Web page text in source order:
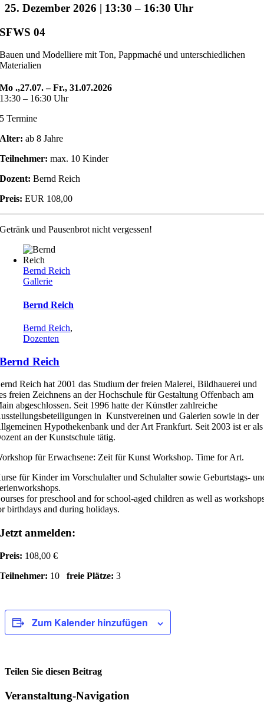
25. Dezember 2026 | 13:30 – 16:30
SFWS 04
Bauen und Modelliere mit Ton, Pappmaché und unterschiedlichen
Materialien
Mo .,27.07. – Fr., 31.07.2026
13:30 – 16:30 Uhr
5 Termine
Alter: ab 8 Jahre
Teilnehmer: max. 10 Kinder
Dozent: Bernd Reich
Preis: EUR 108,00
Getränk und Pausenbrot nicht vergessen!
Bernd Reich
Gallerie
Bernd Reich
Bernd Reich,
Dozenten
Bernd Reich
Reich hat 2001 das Studium der freien Malerei, Bildhauerei und
freien Zeichnens an der Hochschule für Gestaltung Offenbach am
abgeschlossen. Seit 1996 hatte der Künstler zahlreiche
in Kunstvereinen und Galerien sowie in der
Hypothekenbank und der Art Frankfurt. Seit 2003 ist er als
an der Kunstschule tätig.
für Erwachsene: Zeit für Kunst Workshop. Time for Art.
für Kinder im Vorschulalter und Schulalter sowie Geburtstags-
for preschool and for school-aged children as well as
birthdays and during holidays.
Jetzt anmelden:
Preis: 108,00 €
Teilnehmer: 10freie Plätze: 3
Zum Kalender hinzufügen
Teilen Sie diesen Beitrag
Facebook
Veranstaltung-Navigation